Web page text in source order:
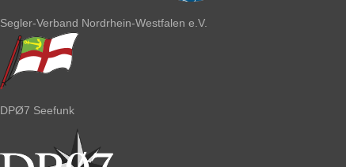
Segler-Verband Nordrhein-Westfalen e.V.
DPØ7 Seefunk